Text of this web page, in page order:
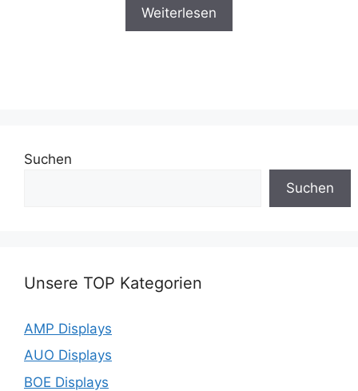
Weiterlesen
Suchen
Suchen
Unsere TOP Kategorien
AMP Displays
AUO Displays
BOE Displays